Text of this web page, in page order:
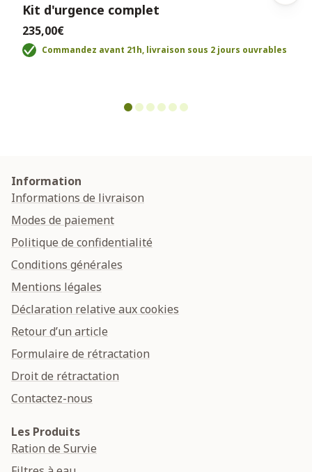
Kit d'urgence complet
235,00€
Commandez avant 21h, livraison sous 2 jours ouvrables
Information
Informations de livraison
Modes de paiement
Politique de confidentialité
Conditions générales
Mentions légales
Déclaration relative aux cookies
Retour d’un article
Formulaire de rétractation
Droit de rétractation
Contactez-nous
Les Produits
Ration de Survie